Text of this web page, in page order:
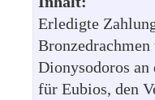
Erledigte
Dionysodoros an
für Eubios, den